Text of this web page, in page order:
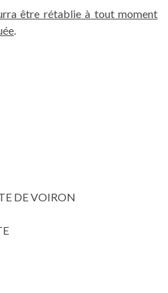
être rétablie à tout moment
.
DE VOIRON